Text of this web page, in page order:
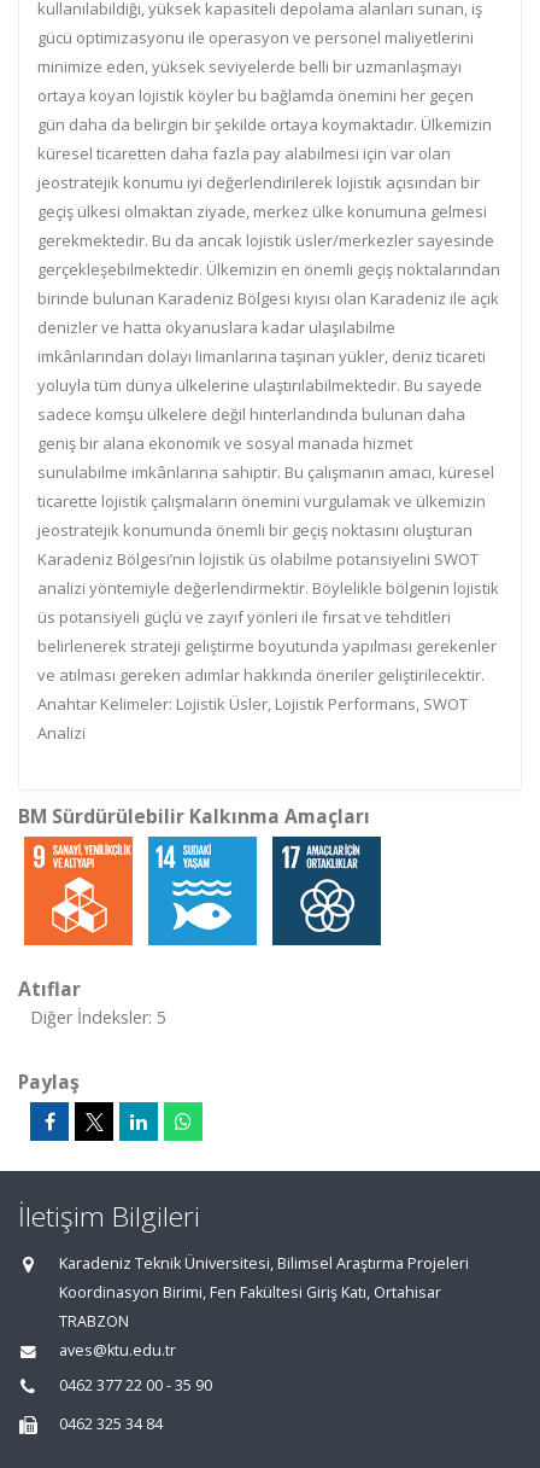
kullanılabildiği, yüksek kapasiteli depolama alanları sunan, iş
gücü optimizasyonu ile operasyon ve personel maliyetlerini
minimize eden, yüksek seviyelerde belli bir uzmanlaşmayı
ortaya koyan lojistik köyler bu bağlamda önemini her geçen
gün daha da belirgin bir şekilde ortaya koymaktadır. Ülkemizin
küresel ticaretten daha fazla pay alabilmesi için var olan
jeostratejik konumu iyi değerlendirilerek lojistik açısından bir
geçiş ülkesi olmaktan ziyade, merkez ülke konumuna gelmesi
gerekmektedir. Bu da ancak lojistik üsler/merkezler sayesinde
gerçekleşebilmektedir. Ülkemizin en önemli geçiş noktalarından
birinde bulunan Karadeniz Bölgesi kıyısı olan Karadeniz ile açık
denizler ve hatta okyanuslara kadar ulaşılabilme
imkânlarından dolayı limanlarına taşınan yükler, deniz ticareti
yoluyla tüm dünya ülkelerine ulaştırılabilmektedir. Bu sayede
sadece komşu ülkelere değil hinterlandında bulunan daha
geniş bir alana ekonomik ve sosyal manada hizmet
sunulabilme imkânlarına sahiptir. Bu çalışmanın amacı, küresel
ticarette lojistik çalışmaların önemini vurgulamak ve ülkemizin
jeostratejik konumunda önemli bir geçiş noktasını oluşturan
Karadeniz Bölgesi’nin lojistik üs olabilme potansiyelini SWOT
analizi yöntemiyle değerlendirmektir. Böylelikle bölgenin lojistik
üs potansiyeli güçlü ve zayıf yönleri ile fırsat ve tehditleri
belirlenerek strateji geliştirme boyutunda yapılması gerekenler
ve atılması gereken adımlar hakkında öneriler geliştirilecektir.
Anahtar Kelimeler: Lojistik Üsler, Lojistik Performans, SWOT
Analizi
BM Sürdürülebilir Kalkınma Amaçları
Atıflar
Diğer İndeksler: 5
Paylaş
İletişim Bilgileri
Karadeniz Teknik Üniversitesi, Bilimsel Araştırma Projeleri
Koordinasyon Birimi, Fen Fakültesi Giriş Katı, Ortahisar
TRABZON
aves@ktu.edu.tr
0462 377 22 00 - 35 90
0462 325 34 84